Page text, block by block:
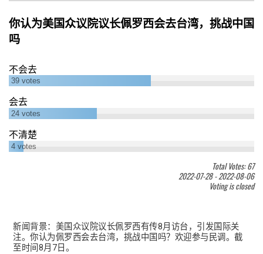
你认为美国众议院议长佩罗西会去台湾，挑战中国
吗
不会去
39 votes
会去
24 votes
不清楚
4 votes
Total Votes: 67
2022-07-28-2022-08-06
Voting is closed
新闻背景：美国众议院议长佩罗西有传8月访台，引发国际关
注。你认为佩罗西会去台湾，挑战中国吗？欢迎参与民调。截
至时间8月7日。